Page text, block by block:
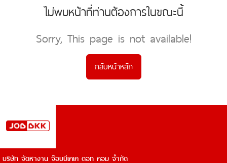
ไม่พบหน้าที่ท่านต้องการในขณะนี้
Sorry, This page is not available!
กลับหน้าหลัก
บริษัท จัดหางาน จ๊อบบีเคเค ดอท คอม จำกัด